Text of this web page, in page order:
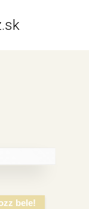
bele!